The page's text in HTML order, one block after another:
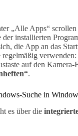
„Alle Apps“
installierten
die App an das
regelmäßig
auf den Kamera-
.
Suche in
es über die